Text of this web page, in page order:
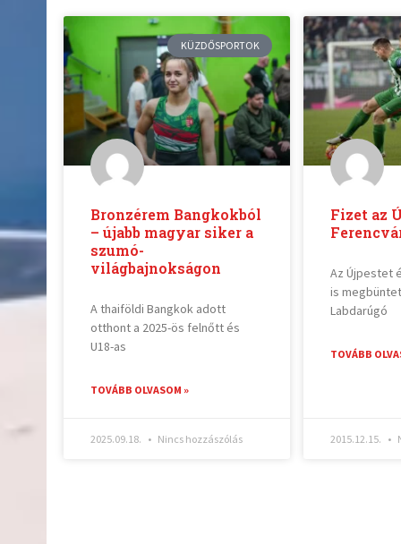
KÜZDŐSPORTOK
Bronzérem Bangkokból
– újabb magyar siker a
szumó-
világbajnokságon
A thaiföldi Bangkok adott
otthont a 2025-ös felnőtt és
U18-as
TOVÁBB OLVASOM »
2025.09.18. Nincs hozzászólás
Fizet az
Az Újpestet
is
Labdarúgó
TOVÁBB
2015.12.15.